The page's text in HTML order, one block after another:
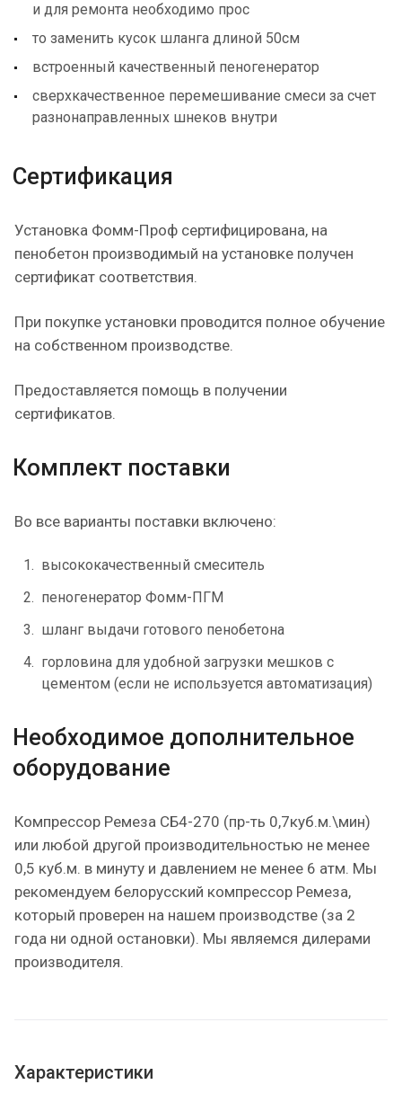
и для ремонта необходимо прос
то заменить кусок шланга длиной 50см
встроенный качественный пеногенератор
сверхкачественное перемешивание смеси за счет
разнонаправленных шнеков внутри
Сертификация
Установка Фомм-Проф сертифицирована, на
пенобетон производимый на установке получен
сертификат соответствия.
При покупке установки проводится полное обучение
на собственном производстве.
Предоставляется помощь в получении
сертификатов.
Комплект поставки
Во все варианты поставки включено:
высококачественный смеситель
пеногенератор Фомм-ПГМ
шланг выдачи готового пенобетона
горловина для удобной загрузки мешков с
цементом (если не используется автоматизация)
Необходимое дополнительное
оборудование
Компрессор Ремеза СБ4-270 (пр-ть 0,7куб.м.\мин)
или любой другой производительностью не менее
0,5 куб.м. в минуту и давлением не менее 6 атм. Мы
рекомендуем белорусский компрессор Ремеза,
который проверен на нашем производстве (за 2
года ни одной остановки). Мы являемся дилерами
производителя.
Характеристики